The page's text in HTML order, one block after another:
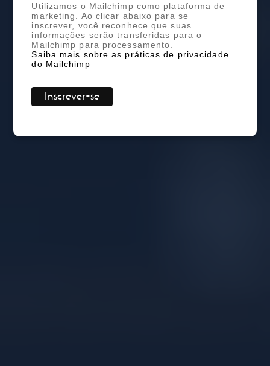
Utilizamos o Mailchimp como plataforma de
marketing. Ao clicar abaixo para se
inscrever, você reconhece que suas
informações serão transferidas para o
Mailchimp para processamento.
Saiba mais sobre as práticas de privacidade
do Mailchimp